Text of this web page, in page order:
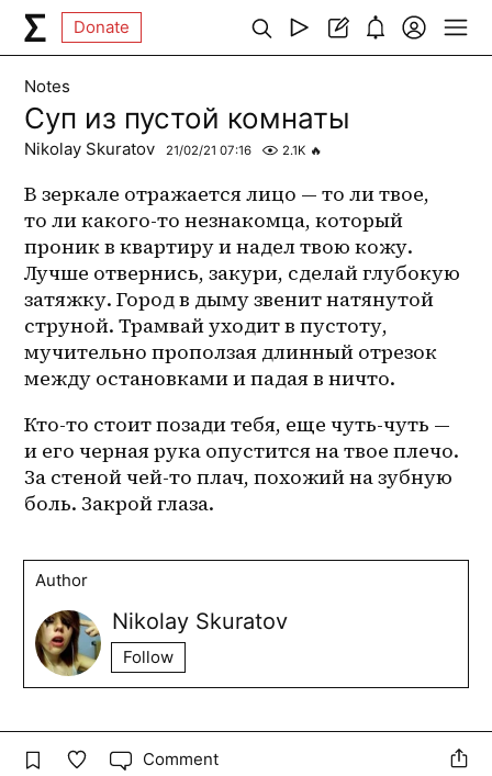
Donate
Notes
Суп из пустой комнаты
Nikolay Skuratov 21/02/21 07:16 2.1K 🔥
В зеркале отражается лицо — то ли твое,
то ли какого-то незнакомца, который
проник в квартиру и надел твою кожу.
Лучше отвернись, закури, сделай глубокую
затяжку. Город в дыму звенит натянутой
струной. Трамвай уходит в пустоту,
мучительно проползая длинный отрезок
между остановками и падая в ничто.
Кто-то стоит позади тебя, еще чуть-чуть —
и его черная рука опустится на твое плечо.
За стеной чей-то плач, похожий на зубную
боль. Закрой глаза.
Author
Nikolay Skuratov
Follow
Comment